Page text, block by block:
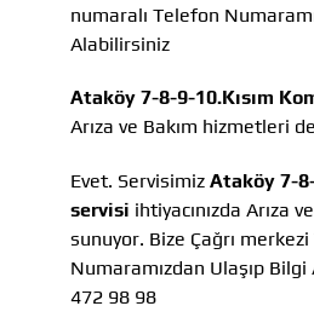
numaralı Telefon
Alabilirsiniz
Ataköy 7-8-9-10.Kısım
Arıza ve Bakım hizmetleri
Evet. Servisimiz Ataköy 7-
servisi ihtiyacınızda Arıza
sunuyor. Bize Çağrı
Numaramızdan Ulaşıp
472 98 98